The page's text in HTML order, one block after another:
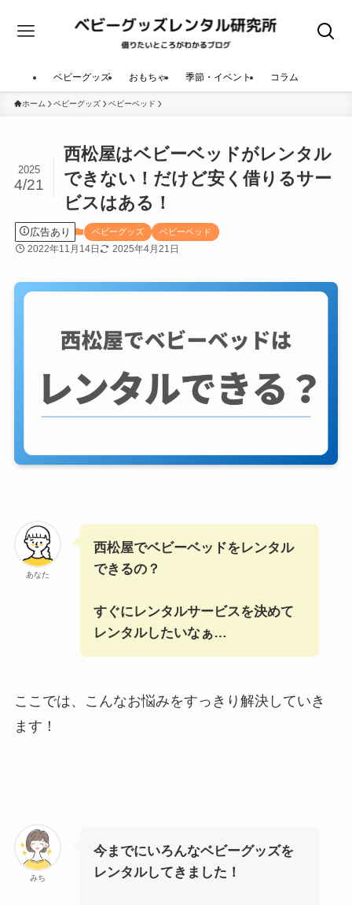
ベビーグッズ おもちゃ 季節・イベント コラム
ホーム ベビーグッズ ベビーベッド
西松屋はベビーベッドがレンタル
できない！だけど安く借りるサー
ビスはある！
2025
4/21
広告あり ベビーグッズ ベビーベッド
2022年11月14日 2025年4月21日
あなた
西松屋でベビーベッドをレンタル
できるの？
すぐにレンタルサービスを決めて
レンタルしたいなぁ…
ここでは、こんなお悩みをすっきり解決していき
ます！
みち
今までにいろんなベビーグッズを
レンタルしてきました！